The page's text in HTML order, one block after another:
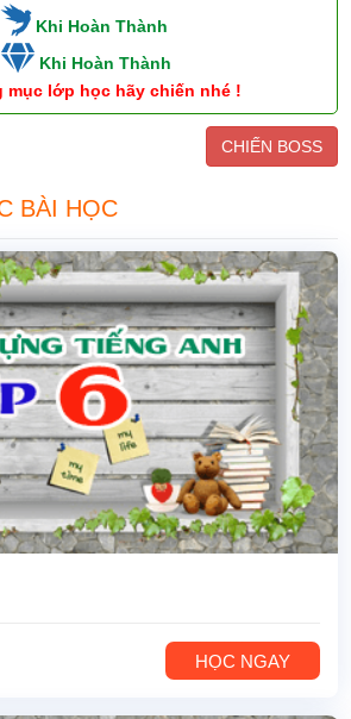
Khi Hoàn Thành
Khi Hoàn Thành
mục lớp học hãy chiến nhé !
CHIẾN BOSS
BÀI HỌC
HỌC NGAY